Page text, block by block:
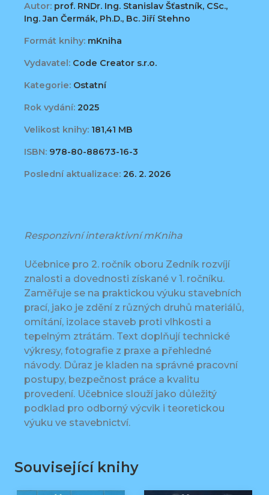
Autor: prof. RNDr. Ing. Stanislav Šťastník, CSc.,
Ing. Jan Čermák, Ph.D., Bc. Jiří Stehno
Formát knihy: mKniha
Vydavatel: Code Creator s.r.o.
Kategorie: Ostatní
Rok vydání: 2025
Velikost knihy: 181,41 MB
ISBN: 978-80-88673-16-3
Poslední aktualizace: 26. 2. 2026
Responzivní interaktivní mKniha
Učebnice pro 2. ročník oboru Zedník rozvíjí
znalosti a dovednosti získané v 1. ročníku.
Zaměřuje se na praktickou výuku stavebních
prací, jako je zdění z různých druhů materiálů,
omítání, izolace staveb proti vlhkosti a
tepelným ztrátám. Text doplňují technické
výkresy, fotografie z praxe a přehledné
návody. Důraz je kladen na správné pracovní
postupy, bezpečnost práce a kvalitu
provedení. Učebnice slouží jako důležitý
podklad pro odborný výcvik i teoretickou
výuku ve stavebnictví.
Související knihy